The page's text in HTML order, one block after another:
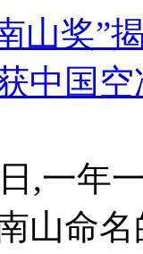
,一年
山命